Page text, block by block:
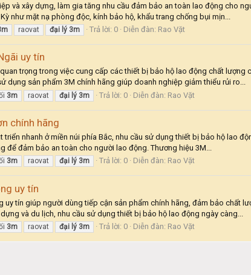
và xây dựng, làm gia tăng nhu cầu đảm bảo an toàn lao động cho
như mặt nạ phòng độc, kính bảo hộ, khẩu trang chống bụi mịn...
raovat đại lý 3m Trả lời: 0 Diễn đàn: Rao Vặt
uy tín
trọng trong việc cung cấp các thiết bị bảo hộ lao động chất
dụng sản phẩm 3M chính hãng giúp doanh nghiệp giảm thiểu rủi ro...
3m raovat đại lý 3m Trả lời: 0 Diễn đàn: Rao Vặt
chính hãng
nhanh ở miền núi phía Bắc, nhu cầu sử dụng thiết bị bảo hộ lao
để đảm bảo an toàn cho người lao động. Thương hiệu 3M...
3m raovat đại lý 3m Trả lời: 0 Diễn đàn: Rao Vặt
uy tín
uy tín giúp người dùng tiếp cận sản phẩm chính hãng, đảm bảo chất
và du lịch, nhu cầu sử dụng thiết bị bảo hộ lao động ngày càng...
3m raovat đại lý 3m Trả lời: 0 Diễn đàn: Rao Vặt